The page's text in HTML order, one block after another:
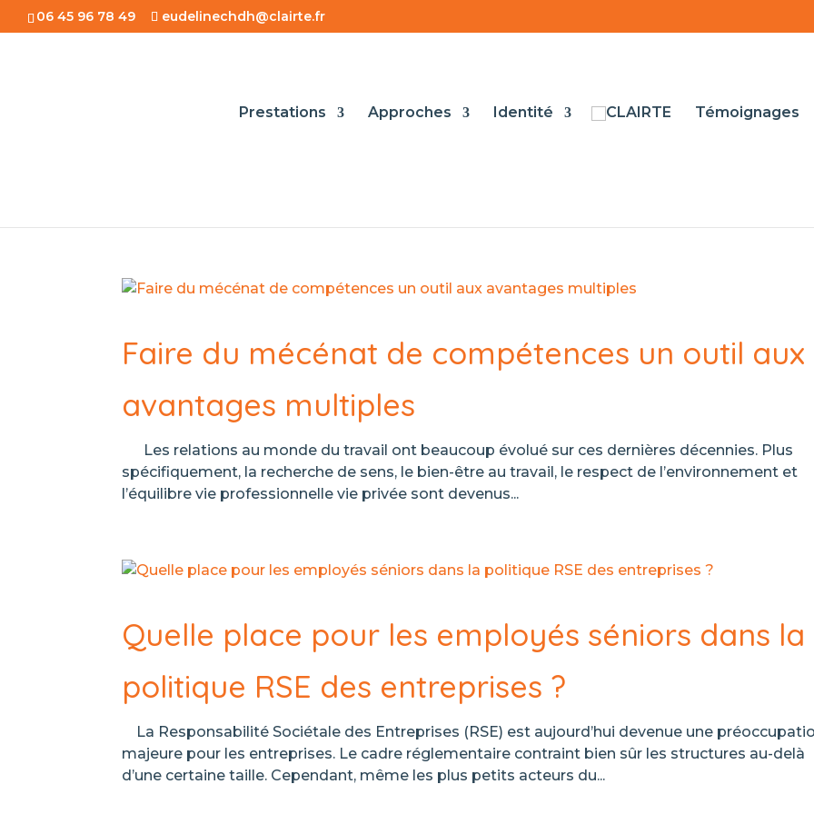
06 45 96 78 49 eudelinechdh@clairte.fr
Prestations Approches Identité Témoignages
Faire du mécénat de compétences un outil aux
avantages multiples
Les relations au monde du travail ont beaucoup évolué sur ces dernières décennies. Plus
spécifiquement, la recherche de sens, le bien-être au travail, le respect de l’environnement et
l’équilibre vie professionnelle vie privée sont devenus...
Quelle place pour les employés séniors dans la
politique RSE des entreprises ?
La Responsabilité Sociétale des Entreprises (RSE) est aujourd’hui devenue une
majeure pour les entreprises. Le cadre réglementaire contraint bien sûr les structures au-delà
d’une certaine taille. Cependant, même les plus petits acteurs du...